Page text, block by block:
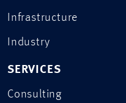
Infrastructure
Industry
SERVICES
Consulting